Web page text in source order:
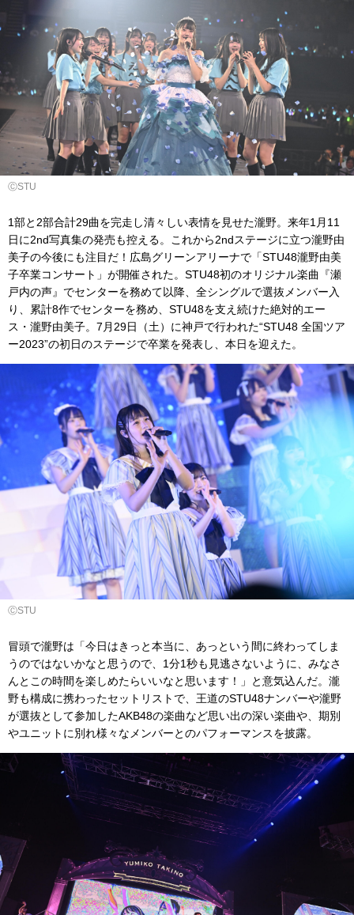
ⒸSTU
1部と2部合計29曲を完走し清々しい表情を見せた瀧野。来年1月11
日に2nd写真集の発売も控える。これから2ndステージに立つ瀧野由
美子の今後にも注目だ！広島グリーンアリーナで「STU48瀧野由美
子卒業コンサート」が開催された。STU48初のオリジナル楽曲『瀬
戸内の声』でセンターを務めて以降、全シングルで選抜メンバー入
り、累計8作でセンターを務め、STU48を支え続けた絶対的エー
ス・瀧野由美子。7月29日（土）に神戸で行われた“STU48 全国ツア
ー2023”の初日のステージで卒業を発表し、本日を迎えた。
ⒸSTU
冒頭で瀧野は「今日はきっと本当に、あっという間に終わってしま
うのではないかなと思うので、1分1秒も見逃さないように、みなさ
んとこの時間を楽しめたらいいなと思います！」と意気込んだ。瀧
野も構成に携わったセットリストで、王道のSTU48ナンバーや瀧野
が選抜として参加したAKB48の楽曲など思い出の深い楽曲や、期別
やユニットに別れ様々なメンバーとのパフォーマンスを披露。